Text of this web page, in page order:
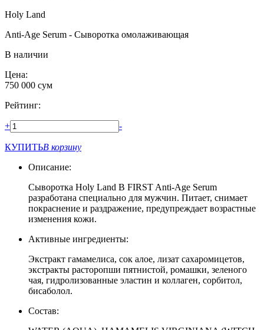
Holy Land
Anti-Age Serum - Сыворотка омолаживающая
В наличии
Цена:
750 000 сум
Рейтинг:
+ -
КУПИТЬВ корзину
Описание:
Сыворотка Holy Land B FIRST Anti-Age Serum
разработана специально для мужчин. Питает, снимает
покраснение и раздражение, предупреждает возрастные
изменения кожи.
Активные ингредиенты:
Экстракт гамамелиса, сок алое, лизат сахаромицетов,
экстракты расторопши пятнистой, ромашки, зеленого
чая, гидролизованные эластин и коллаген, сорбитол,
бисаболол.
Состав: